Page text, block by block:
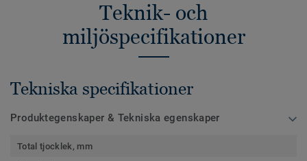
Teknik- och
miljöspecifikationer
Tekniska specifikationer
Produktegenskaper & Tekniska egenskaper
Total tjocklek, mm